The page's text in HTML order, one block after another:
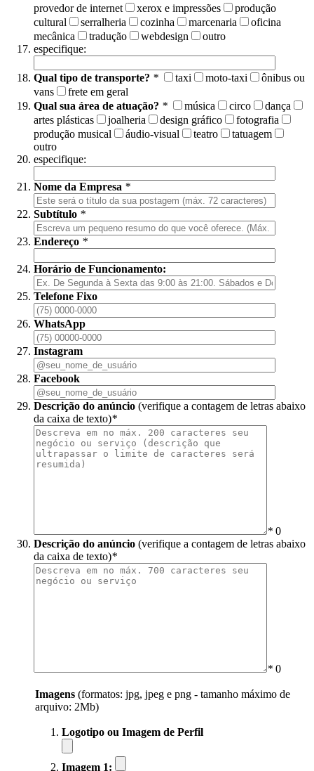
provedor de internet
xerox e impressões
produção
cultural
serralheria cozinha marcenaria
oficina
mecânica
tradução webdesign
outro
especifique:
Qual tipo de transporte? * taxi moto-taxi
ônibus ou
vans
frete em geral
Qual sua área de atuação? * música circo
dança
artes plásticas
joalheria design gráfico
fotografia
produção musical
áudio-visual teatro
tatuagem
outro
especifique:
Nome da Empresa *
Subtítulo *
Endereço *
Horário de Funcionamento:
Telefone Fixo
WhatsApp
Instagram
Facebook
Descrição do anúncio (verifique a contagem de letras abaixo
da caixa de texto)*
* 0
Descrição do anúncio (verifique a contagem de letras abaixo
da caixa de texto)*
* 0
Imagens (formatos: jpg, jpeg e png - tamanho máximo de
arquivo: 2Mb)
Logotipo ou Imagem de Perfil
Imagem 1: